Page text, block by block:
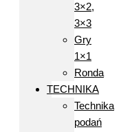
3×2,
3×3
Gry
1×1
Ronda
TECHNIKA
Technika
podań